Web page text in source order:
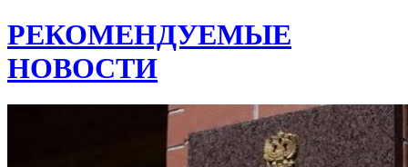
РЕКОМЕНДУЕМЫЕ
НОВОСТИ